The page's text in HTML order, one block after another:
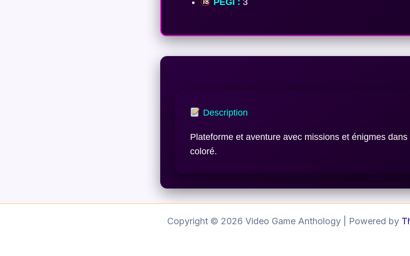
Description
Plateforme et aventure avec missions et énigmes
coloré.
Copyright © 2026 Video Game Anthology | Powered by